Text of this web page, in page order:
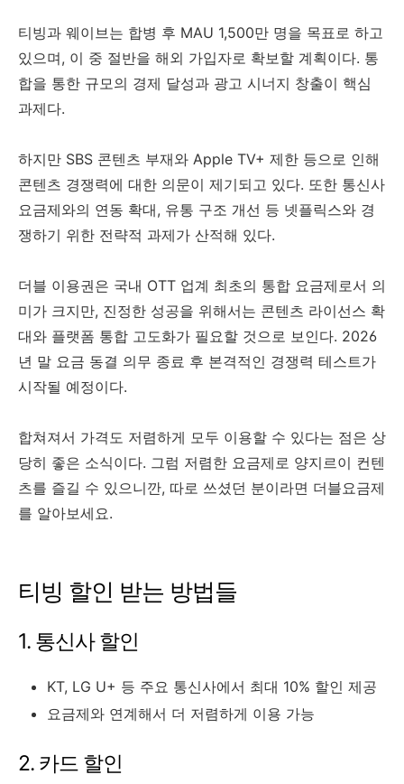
티빙과 웨이브는 합병 후 MAU 1,500만 명을 목표로 하고
있으며, 이 중 절반을 해외 가입자로 확보할 계획이다. 통
합을 통한 규모의 경제 달성과 광고 시너지 창출이 핵심
과제다.
하지만 SBS 콘텐츠 부재와 Apple TV+ 제한 등으로 인해
콘텐츠 경쟁력에 대한 의문이 제기되고 있다. 또한 통신사
요금제와의 연동 확대, 유통 구조 개선 등 넷플릭스와 경
쟁하기 위한 전략적 과제가 산적해 있다.
더블 이용권은 국내 OTT 업계 최초의 통합 요금제로서 의
미가 크지만, 진정한 성공을 위해서는 콘텐츠 라이선스 확
대와 플랫폼 통합 고도화가 필요할 것으로 보인다. 2026
년 말 요금 동결 의무 종료 후 본격적인 경쟁력 테스트가
시작될 예정이다.
합쳐져서 가격도 저렴하게 모두 이용할 수 있다는 점은 상
당히 좋은 소식이다. 그럼 저렴한 요금제로 양지르이 컨텐
츠를 즐길 수 있으니깐, 따로 쓰셨던 분이라면 더블요금제
를 알아보세요.
티빙 할인 받는 방법들
1. 통신사 할인
KT, LG U+ 등 주요 통신사에서 최대 10% 할인 제공
요금제와 연계해서 더 저렴하게 이용 가능
2. 카드 할인